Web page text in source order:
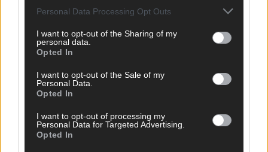
Personal Data Processing Opt Outs
I want to opt-out of the Sharing of my
personal data.
Opted In
I want to opt-out of the Sale of my
Personal Data.
Opted In
I want to opt-out of processing my
Personal Data for Targeted Advertising.
Opted In
The Masked Singer: King schwebt mit „Fly Me To The
The Masked Singer: Enthüllung: Eine österreichische
Moderatorin verzückte als Eggi
The Masked Singer: Muuhnika rockt mit „I Was Made For
Loving You“ im Yungblud-Style!